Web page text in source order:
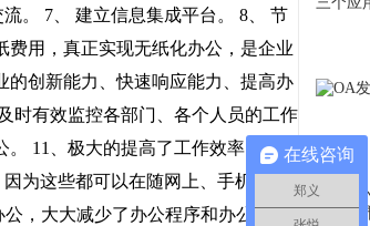
。 7、 建立信息集成平台。 8、 节
用，真正实现无纸化办公，是企业
的创新能力、快速响应能力、提高办
时有效监控各部门、各个人员的工作
11、极大的提高了工作效率 企业
为这些都可以在随网上、手机上进
，大大减少了办公程序和办公时
在线咨询
郑义